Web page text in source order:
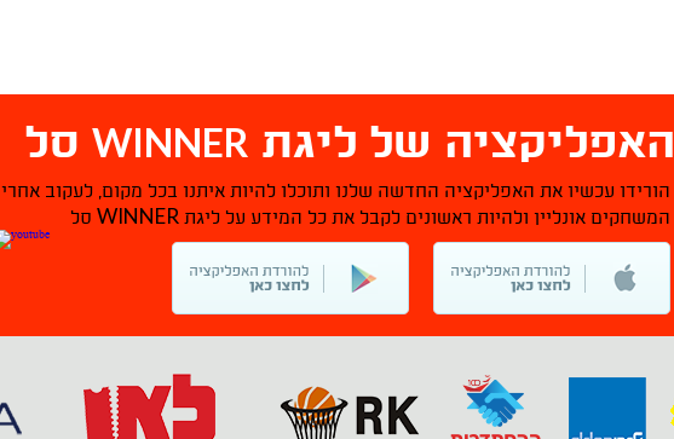
האפליקציה של ליגת WINNER סל
הורידו עכשיו את האפליקציה החדשה שלנו ותוכלו להיות איתנו בכל מקום, לעקוב אחרי
המשחקים אונליין ולהיות ראשונים לקבל את כל המידע על ליגת WINNER סל